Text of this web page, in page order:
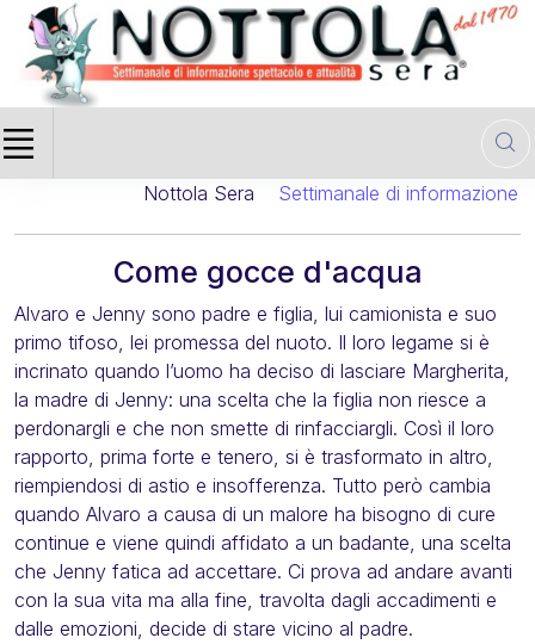
Nottola Sera Settimanale di informazione
Come gocce d'acqua
Alvaro e Jenny sono padre e figlia, lui camionista e suo
primo tifoso, lei promessa del nuoto. Il loro legame si è
incrinato quando l’uomo ha deciso di lasciare Margherita,
la madre di Jenny: una scelta che la figlia non riesce a
perdonargli e che non smette di rinfacciargli. Così il loro
rapporto, prima forte e tenero, si è trasformato in altro,
riempiendosi di astio e insofferenza. Tutto però cambia
quando Alvaro a causa di un malore ha bisogno di cure
continue e viene quindi affidato a un badante, una scelta
che Jenny fatica ad accettare. Ci prova ad andare avanti
con la sua vita ma alla fine, travolta dagli accadimenti e
dalle emozioni, decide di stare vicino al padre.